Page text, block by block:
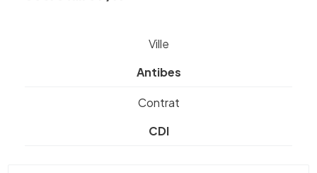
Ville
Antibes
Contrat
CDI